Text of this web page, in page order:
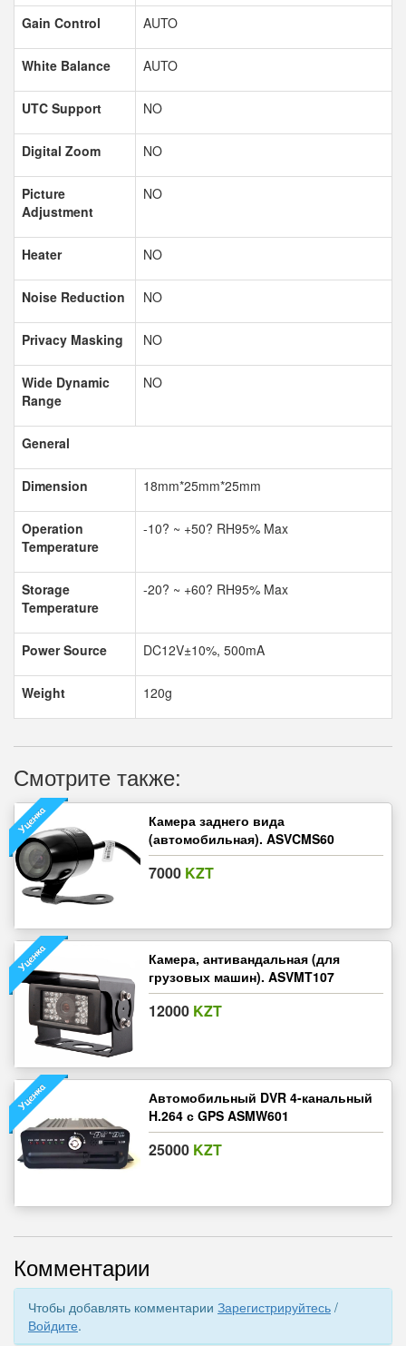
Gain Control AUTO
White Balance AUTO
UTC Support NO
Digital Zoom NO
Picture
Adjustment
NO
Heater NO
Noise Reduction NO
Privacy Masking NO
Wide Dynamic
Range
NO
General
Dimension 18mm*25mm*25mm
Operation
Temperature
-10? ~ +50? RH95% Max
Storage
Temperature
-20? ~ +60? RH95% Max
Power Source DC12V±10%, 500mA
Weight 120g
Смотрите также:
Камера заднего вида
(автомобильная). ASVCMS60
7000 KZT
Камера, антивандальная (для
грузовых машин). ASVMT107
12000 KZT
Автомобильный DVR 4-канальный
H.264 с GPS ASMW601
25000 KZT
Комментарии
Чтобы добавлять комментарии Зарегистрируйтесь /
Войдите.